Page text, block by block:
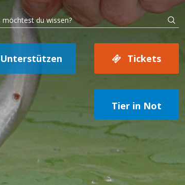
Unterstützen Tickets
Tier in Not